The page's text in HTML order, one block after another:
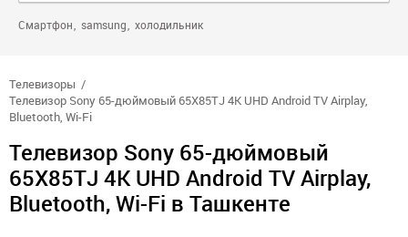
Смартфон samsung холодильник
Телевизоры
Телевизор Sony 65-дюймовый 65X85TJ 4K UHD Android TV Airplay,
Bluetooth, Wi-Fi
Телевизор Sony 65-дюймовый
65X85TJ 4K UHD Android TV Airplay,
Bluetooth, Wi-Fi в Ташкенте